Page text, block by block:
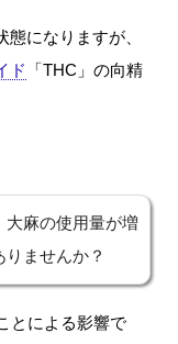
になりますが、
ド
「THC」の向精
大麻の使用量が増
ませんか？
とによる影響で